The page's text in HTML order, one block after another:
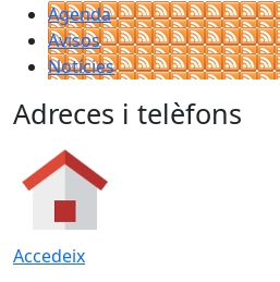
Agenda
Avisos
Notícies
Adreces i telèfons
Accedeix